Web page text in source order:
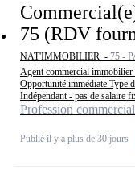
75 (RDV
NAT'IMMOBILIER - 75 -
Agent commercial
Opportunité immédiate Type
Indépendant - pas de salaire
Profession
Publié il y a plus de 30 jours